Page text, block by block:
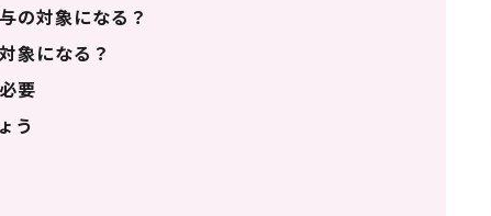
の対象になる？
象になる？
要
う